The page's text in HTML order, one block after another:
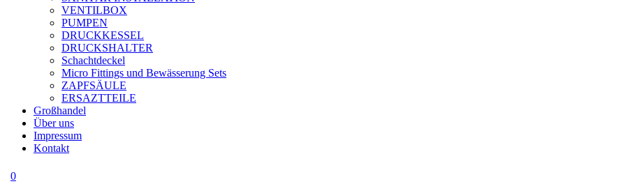
VENTILBOX
PUMPEN
DRUCKKESSEL
DRUCKSHALTER
Schachtdeckel
Micro Fittings und Bewässerung Sets
ZAPFSÄULE
ERSAZTTEILE
Großhandel
Über uns
Impressum
Kontakt
0